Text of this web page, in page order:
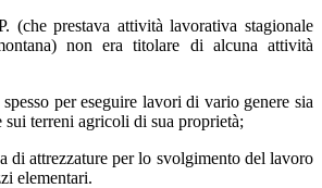
(che prestava attività lavorativa stagionale
non era titolare di alcuna attività
per eseguire lavori di vario genere sia
terreni agricoli di sua proprietà;
di attrezzature per lo svolgimento del lavoro
elementari.